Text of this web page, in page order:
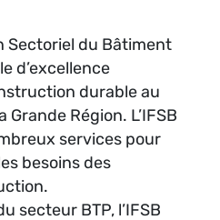
Sectoriel du Bâtiment
d’excellence
durable au
Région. L’IFSB
services pour
besoins des
secteur BTP, l’IFSB